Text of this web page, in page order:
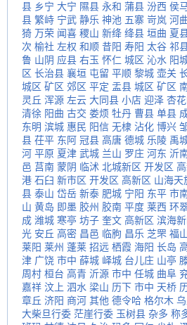
县 乡宁 大宁 隰县 永和 蒲县 汾西 侯
县 繁峙 宁武 静乐 神池 五寨 岢岚 河
猗 万荣 闻喜 稷山 新绛 绛县 垣曲 夏
次 榆社 左权 和顺 昔阳 寿阳 太谷 祁
鲁 山阴 应县 右玉 怀仁 城区 沁水 阳
区 长治县 襄垣 屯留 平顺 黎城 壶关
城区 矿区 郊区 平定 盂县 城区 矿区
灵丘 浑源 左云 大同县 小店 迎泽 杏
清徐 阳曲 古交 娄烦 牡丹 曹县 单县
东明 滨城 惠民 阳信 无棣 沾化 博兴
县 茌平 东阿 冠县 高唐 德城 乐陵 禹
河 平原 夏津 武城 兰山 罗庄 河东 沂
邑 莒南 蒙阴 临沭 北城新区 开发区
港 石臼 新市区 开发区 高新区 山海天
县 泰山 岱岳 新泰 肥城 宁阳 东平 市
山 黄岛 即墨 胶州 胶南 平度 莱西 环
成 潍城 寒亭 坊子 奎文 高新区 滨海
光 安丘 高密 昌邑 临朐 昌乐 芝罘 福
莱阳 莱州 蓬莱 招远 栖霞 海阳 长岛
津 广饶 市中 薛城 峄城 台儿庄 山亭
周村 桓台 高青 沂源 市中 任城 曲阜
嘉祥 汶上 泗水 梁山 历下 市中 天桥
章丘 济阳 商河 其他 德令哈 格尔木
大柴旦行委 茫崖行委 玉树县 杂多 称